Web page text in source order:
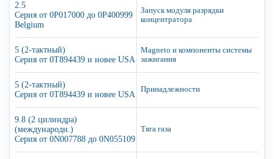
2.5
Серия от 0P017000 до 0P400999
Belgium
Запуск модуля разрядки
концентратора
5 (2-тактный)
Серия от 0T894439 и новее USA
Magneto и компоненты системы
зажигания
5 (2-тактный)
Серия от 0T894439 и новее USA
Принадлежности
9.8 (2 цилиндра)
(международн.)
Серия от 0N007788 до 0N055109
Тяга газа